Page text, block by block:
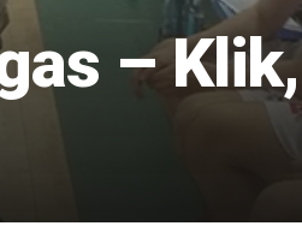
– Klik,